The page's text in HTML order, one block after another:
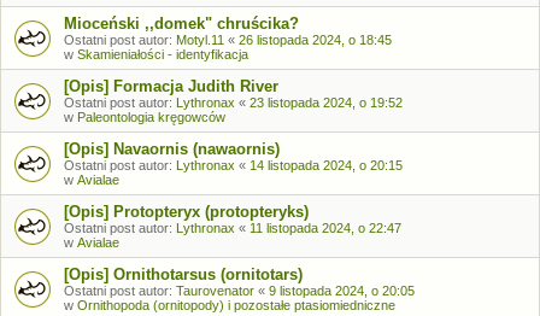
Mioceński ,,domek" chruścika?
Ostatni post autor: Motyl.11 « 26 listopada 2024, o 18:45
w Skamieniałości - identyfikacja
[Opis] Formacja Judith River
Ostatni post autor: Lythronax « 23 listopada 2024, o 19:52
w Paleontologia kręgowców
[Opis] Navaornis (nawaornis)
Ostatni post autor: Lythronax « 14 listopada 2024, o 20:15
w Avialae
[Opis] Protopteryx (protopteryks)
Ostatni post autor: Lythronax « 11 listopada 2024, o 22:47
w Avialae
[Opis] Ornithotarsus (ornitotars)
Ostatni post autor: Taurovenator « 9 listopada 2024, o 20:05
w Ornithopoda (ornitopody) i pozostałe ptasiomiedniczne